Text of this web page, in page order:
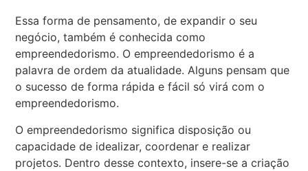
Essa forma de pensamento, de expandir o seu
negócio, também é conhecida como
empreendedorismo. O empreendedorismo é a
palavra de ordem da atualidade. Alguns pensam que
o sucesso de forma rápida e fácil só virá com o
empreendedorismo.
O empreendedorismo significa disposição ou
capacidade de idealizar, coordenar e realizar
projetos. Dentro desse contexto, insere-se a criação